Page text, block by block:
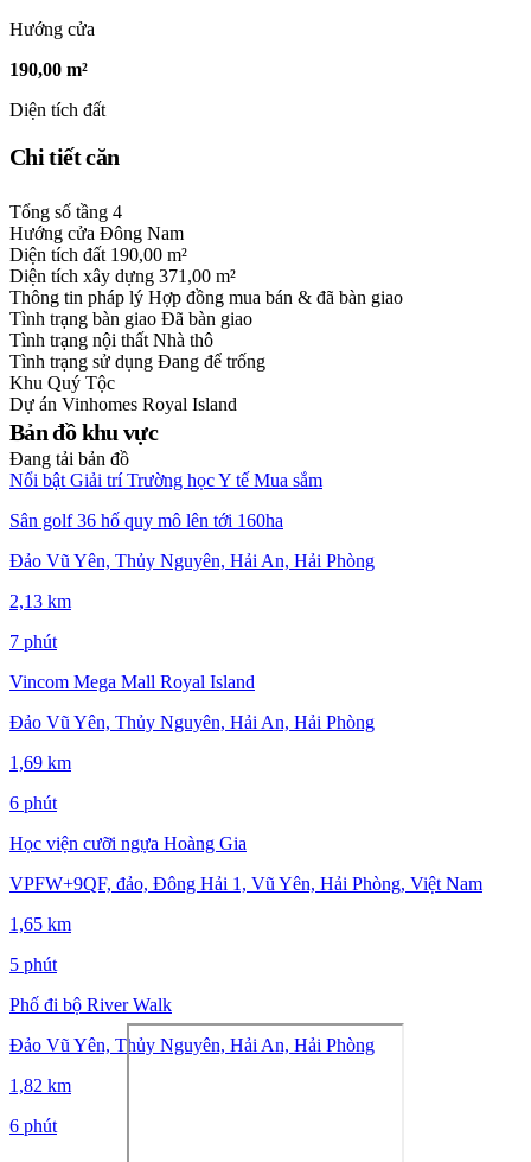
Hướng cửa
190,00 m²
Diện tích đất
Chi tiết căn
Tổng số tầng 4
Hướng cửa Đông Nam
Diện tích đất 190,00 m²
Diện tích xây dựng 371,00 m²
Thông tin pháp lý Hợp đồng mua bán & đã bàn giao
Tình trạng bàn giao Đã bàn giao
Tình trạng nội thất Nhà thô
Tình trạng sử dụng Đang để trống
Khu Quý Tộc
Dự án Vinhomes Royal Island
Bản đồ khu vực
Đang tải bản đồ
Nổi bật Giải trí Trường họcY tế Mua sắm
Sân golf 36 hố quy mô lên tới 160ha
Đảo Vũ Yên, Thủy Nguyên, Hải An, Hải Phòng
2,13 km
7 phút
Vincom Mega Mall Royal Island
Đảo Vũ Yên, Thủy Nguyên, Hải An, Hải Phòng
1,69 km
6 phút
Học viện cưỡi ngựa Hoàng Gia
VPFW+9QF, đảo, Đông Hải 1, Vũ Yên, Hải Phòng, Việt Nam
1,65 km
5 phút
Phố đi bộ River Walk
Đảo Vũ Yên, Thủy Nguyên, Hải An, Hải Phòng
1,82 km
6 phút